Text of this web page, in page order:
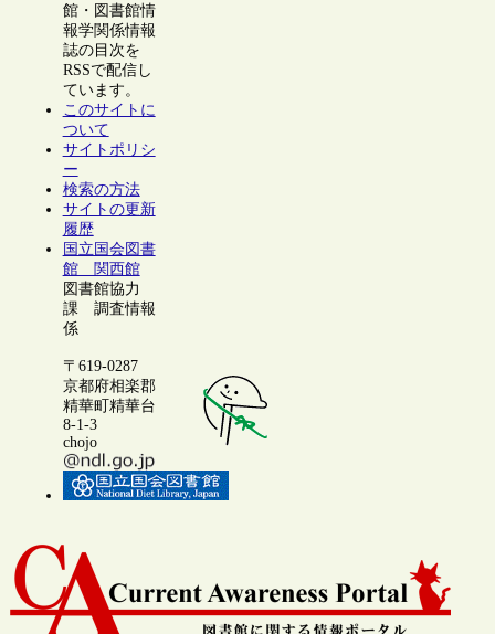
館・図書館情
報学関係情報
誌の目次を
RSSで配信し
ています。
このサイトに
ついて
サイトポリシ
ー
検索の方法
サイトの更新
履歴
国立国会図書
館 関西館
図書館協力
課 調査情報
係
〒619-0287
京都府相楽郡
精華町精華台
8-1-3
chojo